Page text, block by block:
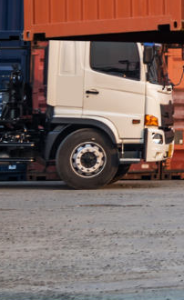
Selor